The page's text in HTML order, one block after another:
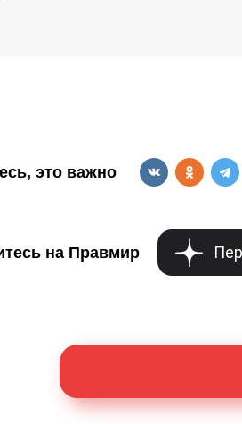
это важно
на Правмир